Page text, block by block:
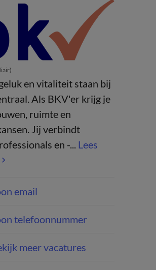
en vitaliteit staan bij
Als BKV'er krijg je
ruimte en
Jij verbindt
en -... Lees
email
telefoonnummer
meer vacatures